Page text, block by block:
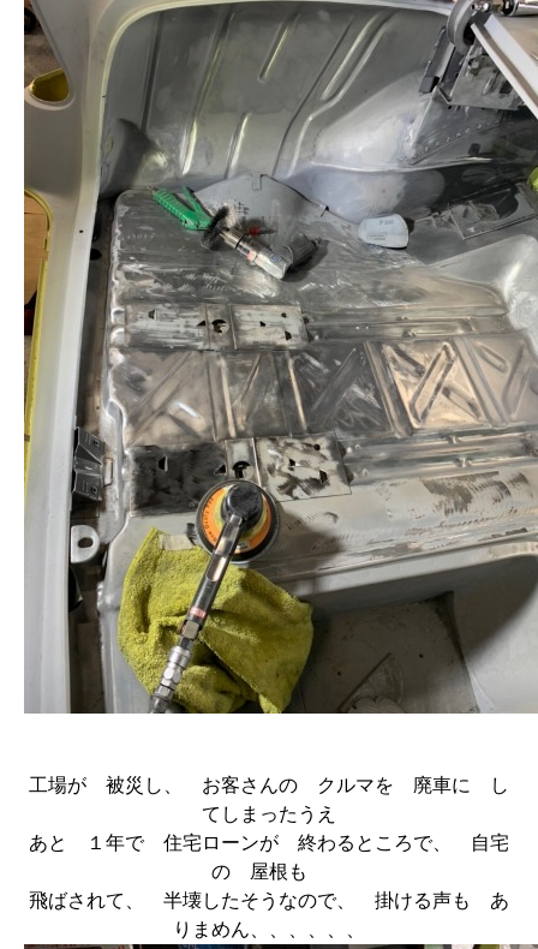
工場が 被災し、 お客さんの クルマを 廃車に し
てしまったうえ
あと １年で 住宅ローンが 終わるところで、 自宅
の 屋根も
飛ばされて、 半壊したそうなので、 掛ける声も あ
りまめん、、、、、、